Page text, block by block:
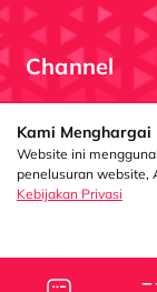
Kami
Website ini
penelusuran website,
Kebijakan Privasi
Channel